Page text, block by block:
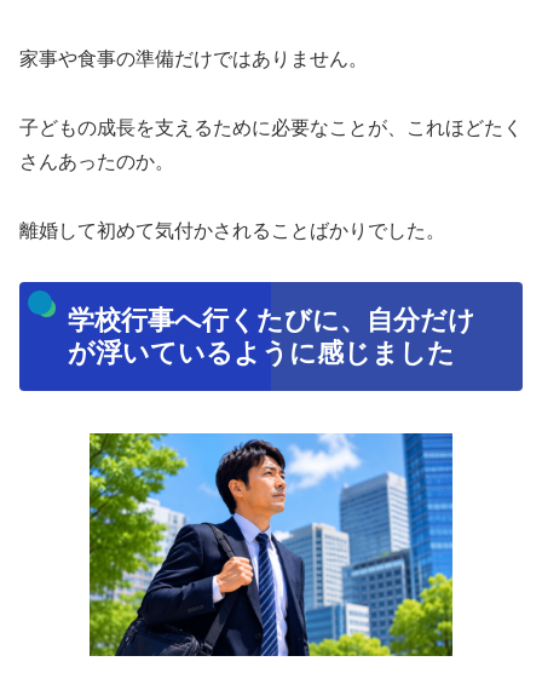
家事や食事の準備だけではありません。
子どもの成長を支えるために必要なことが、これほどたく
さんあったのか。
離婚して初めて気付かされることばかりでした。
学校行事へ行くたびに、自分だけ
が浮いているように感じました